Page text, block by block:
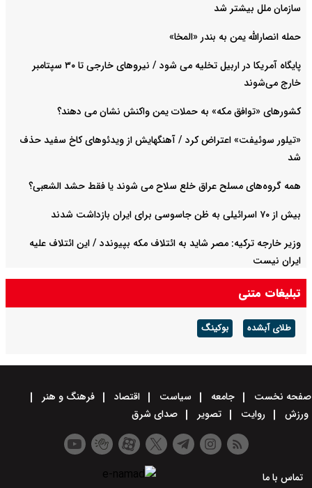
سازمان ملل بیشتر شد
حمله انصارالله یمن به بندر «المخا»
پایگاه آمریکا در اربیل تخلیه می شود / نیروهای خارجی تا ۳۰ سپتامبر
خارج می‌شوند
کشورهای «توافق مکه» به حملات یمن واکنش نشان می دهند؟
«تیلور سوئیفت» اعتراض کرد / آهنگهایش از ویدئوهای کاخ سفید حذف
شد
همه گروه‌های مسلح عراق خلع سلاح می شوند یا فقط حشد الشعبی؟
بیش از ۷۰ اسرائیلی به ظن جاسوسی برای ایران بازداشت شدند
وزیر خارجه ترکیه: مصر شاید به ائتلاف مکه بپیوندد / این ائتلاف علیه
ایران نیست
تبلیغات متنی
طلای آبشده بوکینگ
صفحه نخست جامعه سیاست اقتصاد
فرهنگ و هنر
ورزش
روایت تصویر صدای شرق
تماس با ما